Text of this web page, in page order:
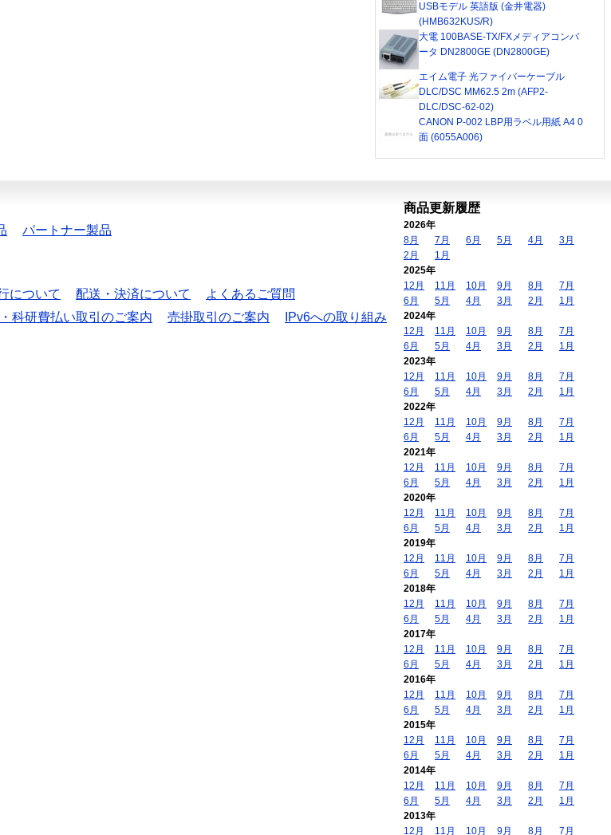
USBモデル 英語版 (金井電器)
(HMB632KUS/R)
大電 100BASE-TX/FXメディアコンバ
ータ DN2800GE (DN2800GE)
エイム電子 光ファイバーケーブル
DLC/DSC MM62.5 2m (AFP2-
DLC/DSC-62-02)
CANON P-002 LBP用ラベル用紙 A4 0
面 (6055A006)
パートナー製品
について 配送・決済について
よくあるご質問
科研費払い取引のご案内 売掛取引のご案内
IPv6への取り組み
商品更新履歴
2026年
8月
7月 6月 5月 4月
3月
2月
1月
2025年
12月
11月 10月 9月 8月
7月
6月
5月 4月 3月 2月
1月
2024年
12月
11月 10月 9月 8月
7月
6月
5月 4月 3月 2月
1月
2023年
12月
11月 10月 9月 8月
7月
6月
5月 4月 3月 2月
1月
2022年
12月
11月 10月 9月 8月
7月
6月
5月 4月 3月 2月
1月
2021年
12月
11月 10月 9月 8月
7月
6月
5月 4月 3月 2月
1月
2020年
12月
11月 10月 9月 8月
7月
6月
5月 4月 3月 2月
1月
2019年
12月
11月 10月 9月 8月
7月
6月
5月 4月 3月 2月
1月
2018年
12月
11月 10月 9月 8月
7月
6月
5月 4月 3月 2月
1月
2017年
12月
11月 10月 9月 8月
7月
6月
5月 4月 3月 2月
1月
2016年
12月
11月 10月 9月 8月
7月
6月
5月 4月 3月 2月
1月
2015年
12月
11月 10月 9月 8月
7月
6月
5月 4月 3月 2月
1月
2014年
12月
11月 10月 9月 8月
7月
6月
5月 4月 3月 2月
1月
2013年
12月
11月 10月 9月 8月 7月